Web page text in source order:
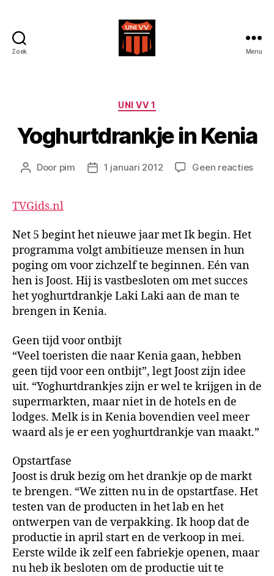
Zoek Menu
Categorieën
UNI VV 1
Yoghurtdrankje in Kenia
Berichtauteur
Door pim Berichtdatum
1 januari 2012 Geen reactiesop
TVGids.nl
Net 5 begint het nieuwe jaar met Ik begin. Het
programma volgt ambitieuze mensen in hun
poging om voor zichzelf te beginnen. Eén van
hen is Joost. Hij is vastbesloten om met succes
het yoghurtdrankje Laki Laki aan de man te
brengen in Kenia.
Geen tijd voor ontbijt
“Veel toeristen die naar Kenia gaan, hebben
geen tijd voor een ontbijt”, legt Joost zijn idee
uit. “Yoghurtdrankjes zijn er wel te krijgen in de
supermarkten, maar niet in de hotels en de
lodges. Melk is in Kenia bovendien veel meer
waard als je er een yoghurtdrankje van maakt.”
Opstartfase
Joost is druk bezig om het drankje op de markt
te brengen. “We zitten nu in de opstartfase. Het
testen van de producten in het lab en het
ontwerpen van de verpakking. Ik hoop dat de
productie in april start en de verkoop in mei.
Eerste wilde ik zelf een fabriekje openen, maar
nu heb ik besloten om de productie uit te